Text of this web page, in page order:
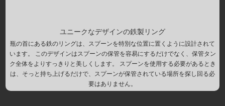
ユニークなデザインの鉄製リング
瓶の首にある鉄のリングは、スプーンを特別な位置に置くように設計されて
います。 このデザインはスプーンの保管を容易にするだけでなく、保管タン
ク全体をよりすっきりと美しくします。 スプーンを使用する必要があるとき
は、そっと持ち上げるだけで、スプーンが保管されている場所を探し回る必
要はありません。